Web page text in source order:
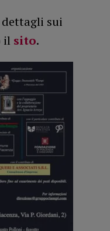
dettagli sui
il sito.